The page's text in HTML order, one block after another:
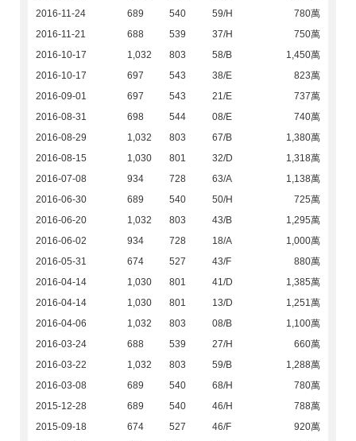
2016-11-24
689 540 59/H
780萬
2016-11-21
688 539 37/H
750萬
2016-10-17
1,032 803 58/B
1,450萬
2016-10-17
697 543 38/E
823萬
2016-09-01
697 543 21/E
737萬
2016-08-31
698 544 08/E
740萬
2016-08-29
1,032 803 67/B
1,380萬
2016-08-15
1,030 801 32/D
1,318萬
2016-07-08
934 728 63/A
1,138萬
2016-06-30
689 540 50/H
725萬
2016-06-20
1,032 803 43/B
1,295萬
2016-06-02
934 728 18/A
1,000萬
2016-05-31
674 527 43/F
880萬
2016-04-14
1,030 801 41/D
1,385萬
2016-04-14
1,030 801 13/D
1,251萬
2016-04-06
1,032 803 08/B
1,100萬
2016-03-24
688 539 27/H
660萬
2016-03-22
1,032 803 59/B
1,288萬
2016-03-08
689 540 68/H
780萬
2015-12-28
689 540 46/H
788萬
2015-09-18
674 527 46/F
920萬